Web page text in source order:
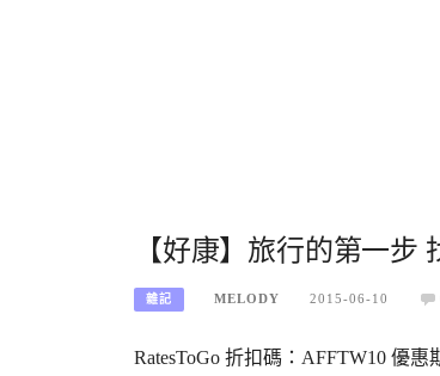
【好康】旅行的第一步
雜記 MELODY 2015-06-10
RatesToGo 折扣碼：AFFTW10 優